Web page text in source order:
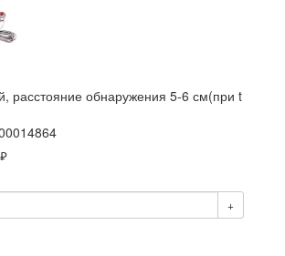
расстояние обнаружения 5-6 см(при t
руб.
+